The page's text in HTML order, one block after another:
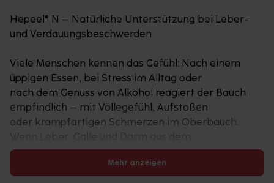
Hepeel® N – Natürliche Unterstützung bei Leber-
und Verdauungsbeschwerden
Viele Menschen kennen das Gefühl: Nach einem
üppigen Essen, bei Stress im Alltag oder
nach dem Genuss von Alkohol reagiert der Bauch
empfindlich – mit Völlegefühl, Aufstoßen
oder krampfartigen Schmerzen im Oberbauch.
Gleichgewicht geraten, ist eine sanfte
Unterstützung gefragt. Hepeel® N ist ein natürliches
Mehr anzeigen